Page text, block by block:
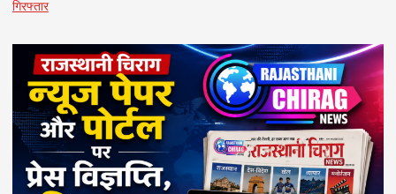
गिरफ्तार